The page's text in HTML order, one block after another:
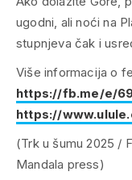
ugodni, ali noći na
stupnjeva čak i
Više informacija o
https://fb.me/e/
https://
(Trk u šumu 2025 /
Mandala press)